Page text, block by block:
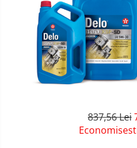
837,56 Lei